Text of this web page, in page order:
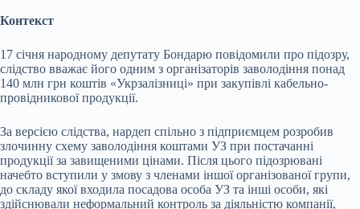
Контекст
17 січня народному депутату Бондарю повідомили про підозру,
слідство вважає його одним з організаторів заволодіння понад
140 млн грн коштів «Укрзалізниці» при закупівлі кабельно-
провідникової продукції.
За версією слідства, нардеп спільно з підприємцем розробив
злочинну схему заволодіння коштами УЗ при постачанні
продукції за завищеними цінами. Після цього підозрювані
начебто вступили у змову з членами іншої організованої групи,
до складу якої входила посадова особа УЗ та інші особи, які
здійснювали неформальний контроль за діяльністю компанії,